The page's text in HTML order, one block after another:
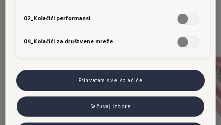
02_Kolačići performansi
04_Kolačići za društvene mreže
Prihvatam sve kolačiće
Sačuvaj izbore